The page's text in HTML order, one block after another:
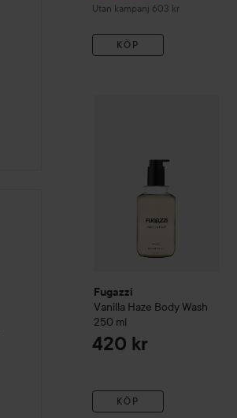
Utan kampanj 603 kr
KÖP
Fugazzi
Vanilla Haze Body Wash
250 ml
420 kr
KÖP